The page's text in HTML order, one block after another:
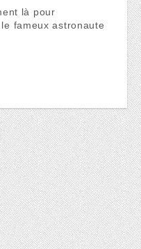
là pour
fameux astronaute